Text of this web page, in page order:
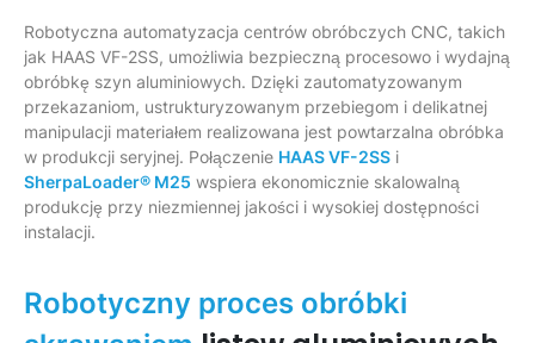
Robotyczna automatyzacja centrów obróbczych CNC, takich
jak HAAS VF-2SS, umożliwia bezpieczną procesowo i wydajną
obróbkę szyn aluminiowych. Dzięki zautomatyzowanym
przekazaniom, ustrukturyzowanym przebiegom i delikatnej
manipulacji materiałem realizowana jest powtarzalna obróbka
w produkcji seryjnej. Połączenie HAAS VF-2SS i
SherpaLoader® M25 wspiera ekonomicznie skalowalną
produkcję przy niezmiennej jakości i wysokiej dostępności
instalacji.
Robotyczny proces obróbki